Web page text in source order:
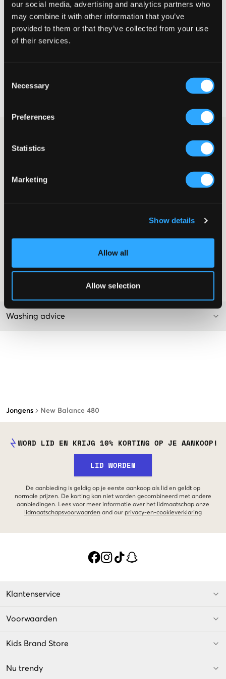
our social media, advertising and analytics partners who
may combine it with other information that you’ve
provided to them or that they’ve collected from your use
of their services.
Selection
Necessary
Preferences
Statistics
Marketing
Show details
Allow all
Allow selection
Jongens New Balance 480
Te klein Perfect Te groot
MAATTABEL
Snelle levering
basketbalmodel van New Balance en heeft authentieke details
in combinatie met moderne demping. De luchtgaatjes aan de
ademt. Het bovenwerk van de schoen is van leer en synthetisch
materiaal.
Zoolhoogte: 3 cm
Supplier color/color code: WHITE
Washing advice
WORD LID EN KRIJG 10% KORTING OP JE AANKOOP!
LID WORDEN
De aanbieding is geldig op je eerste aankoop als lid en geldt op
normale prijzen. De korting kan niet worden gecombineerd met andere
aanbiedingen. Lees voor meer informatie over het lidmaatschap onze
lidmaatschapsvoorwaarden and our privacy-en-cookieverklaring
Klantenservice
Voorwaarden
Kids Brand Store
Nu trendy